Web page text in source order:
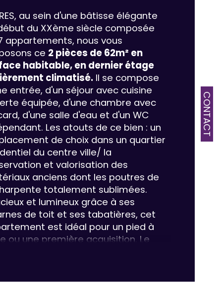
CONTACT
Valeurs
de pièces
salle d'eau
au sein d'une bâtisse élégante
du XXème siècle composée
appartements, nous vous
ce 2 pièces de 62m² en
habitable, en dernier étage
climatisé. Il se compose
entrée, d'un séjour avec cuisine
équipée, d'une chambre avec
d'une salle d'eau et d'un WC
Les atouts de ce bien : un
de choix dans un quartier
du centre ville/ la
et valorisation des
anciens dont les poutres de
totalement sublimées.
et lumineux grâce à ses
de toit et ses tabatières, cet
est idéal pour un pied à
ou une première acquisition. Le